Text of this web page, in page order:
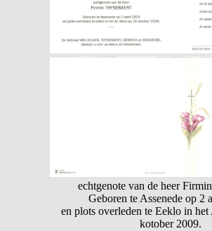
echtgenote van de heer
Geboren te Assenede op 2
en plots overleden te Eeklo in
kotober 2009.